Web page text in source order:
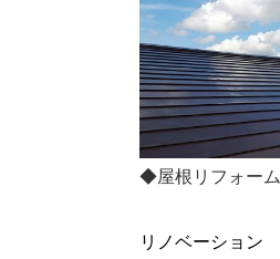
◆屋根リフォーム
リノベーション